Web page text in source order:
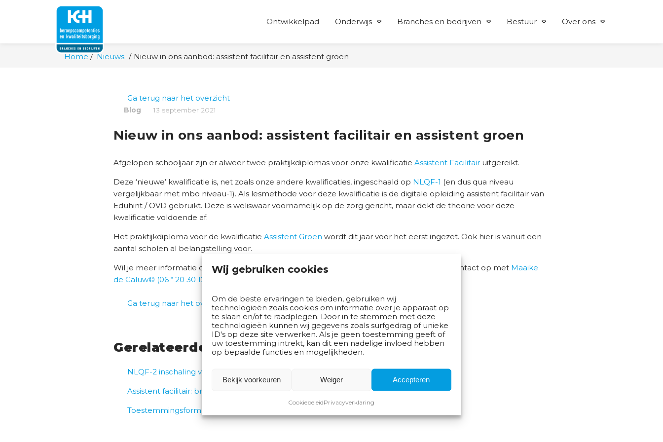
Wij gebruiken cookies
Om de beste ervaringen te bieden, gebruiken wij
technologieën zoals cookies om informatie over je apparaat op
te slaan en/of te raadplegen. Door in te stemmen met deze
technologieën kunnen wij gegevens zoals surfgedrag of unieke
ID's op deze site verwerken. Als je geen toestemming geeft of
uw toestemming intrekt, kan dit een nadelige invloed hebben
op bepaalde functies en mogelijkheden.
Accepteren
Weiger
Bekijk voorkeuren
CookiebeleidPrivacyverklaring
Ontwikkelpad Onderwijs Branches en bedrijven Bestuur Over ons
Home Nieuws Nieuw in ons aanbod: assistent facilitair en assistent groen
Ga terug naar het overzicht
Blog 13 september 2021
Nieuw in ons aanbod: assistent facilitair en assistent groen
Afgelopen schooljaar zijn er alweer twee praktijkdiplomas voor onze kwalificatie Assistent Facilitair uitgereikt.
Deze ‘nieuwe’ kwalificatie is, net zoals onze andere kwalificaties, ingeschaald op NLQF-1 (en dus qua niveau
vergelijkbaar met mbo niveau-1). Als lesmethode voor deze kwalificatie is de digitale opleiding assistent facilitair van
Eduhint / OVD gebruikt. Deze is weliswaar voornamelijk op de zorg gericht, maar dekt de theorie voor deze
kwalificatie voldoende af.
Het praktijkdiploma voor de kwalificatie Assistent Groen wordt dit jaar voor het eerst ingezet. Ook hier is vanuit een
aantal scholen al belangstelling voor.
Wil je meer informatie over deze twee nieuwe praktijkdiplomas in ons aanbod, neem dan contact op met Maaike
de Caluw© (06 “ 20 30 12 14)
Ga terug naar het overzicht
Gerelateerde artikelen
NLQF-2 inschaling voor Gespecialiseerd ervaringsdeskundige VB
Assistent facilitair: brede opstap naar vervolgopleiding of beroep
Toestemmingsformulier voor schoolverlaters op docentenplatform